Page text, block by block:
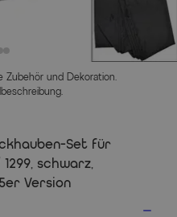
Zubehör und Dekoration.
Set für
schwarz,
Version